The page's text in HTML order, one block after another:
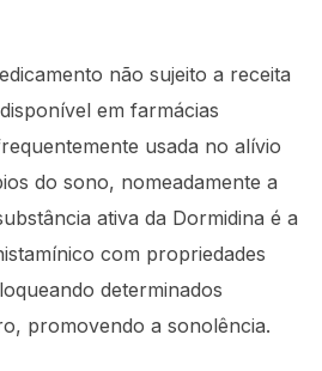
não sujeito a receita
em farmácias
usada no alívio
do sono, nomeadamente a
ativa da Dormidina é a
com propriedades
determinados
promovendo a sonolência.